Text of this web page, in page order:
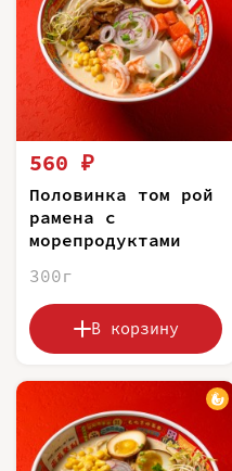
560 ₽
Половинка том рой
рамена с
морепродуктами
300г
В корзину